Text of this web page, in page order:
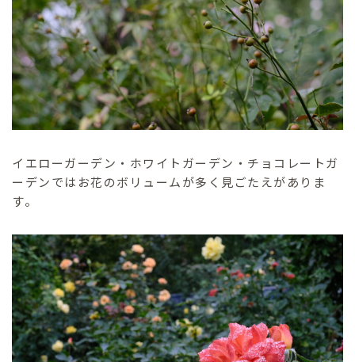
イエローガーデン・ホワイトガーデン・チョコレートガ
ーデンではお花のボリュームが多く見ごたえがありま
す。